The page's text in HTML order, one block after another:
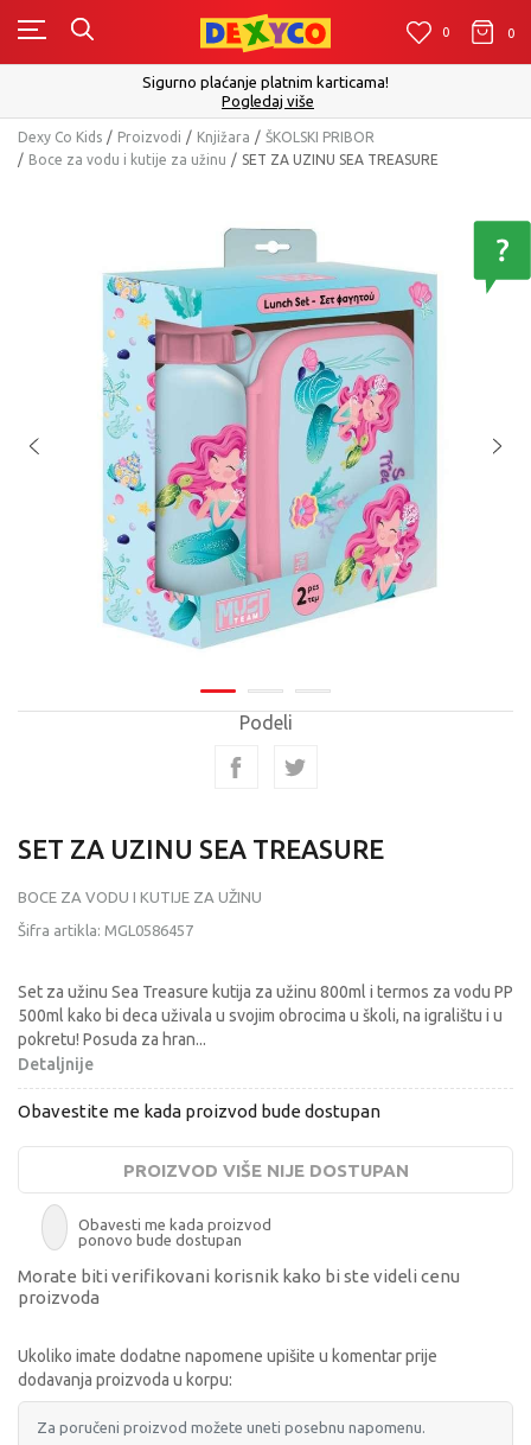
0 0
Sigurno plaćanje platnim karticama!
Pogledaj više
Dexy Co Kids Proizvodi Knjižara
ŠKOLSKI PRIBOR
Boce za vodu i kutije za užinu
SET ZA UZINU SEA TREASURE
Podeli
SET ZA UZINU SEA TREASURE
BOCE ZA VODU I KUTIJE ZA UŽINU
Šifra artikla: MGL0586457
Set za užinu Sea Treasure kutija za užinu 800ml i termos za vodu PP
500ml kako bi deca uživala u svojim obrocima u školi, na igralištu i u
pokretu! Posuda za hran...
Detaljnije
Obavestite me kada proizvod bude dostupan
PROIZVOD VIŠE NIJE DOSTUPAN
Obavesti me kada proizvod
ponovo bude dostupan
Morate biti verifikovani korisnik kako bi ste videli cenu
proizvoda
Ukoliko imate dodatne napomene upišite u komentar prije
dodavanja proizvoda u korpu: